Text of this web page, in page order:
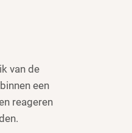
van de
een
reageren